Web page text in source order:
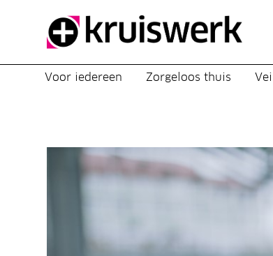
Direct door naar content
Voor iedereen Zorgeloos thuis